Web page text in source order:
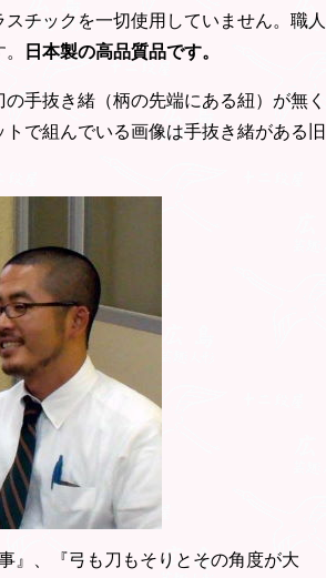
チックを一切使用していません。職人
日本製の高品質品です。
手抜き緒（柄の先端にある紐）が無く
で組んでいる画像は手抜き緒がある旧
』、『弓も刀もそりとその角度が大